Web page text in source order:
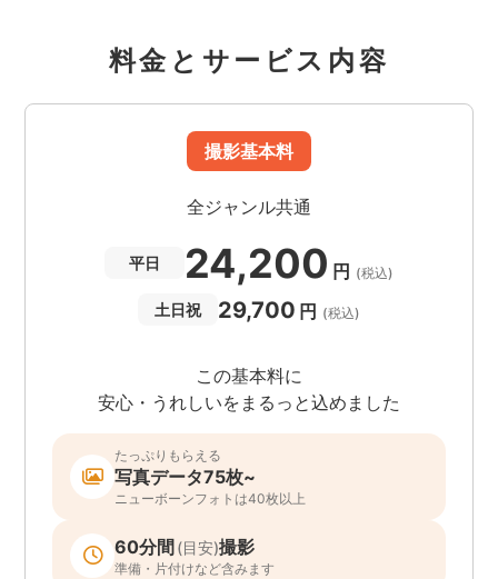
料金とサービス内容
撮影基本料
全ジャンル共通
平日 24,200 円 (税込)
土日祝 29,700 円 (税込)
この基本料に
安心・うれしいをまるっと込めました
たっぷりもらえる
写真データ75枚~
ニューボーンフォトは40枚以上
60分間 (目安)撮影
準備・片付けなど含みます